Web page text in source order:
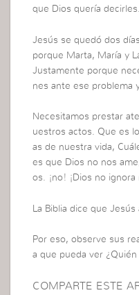
que Dios quería decirles.
Jesús se quedó dos
porque Marta, María y
Justamente porque
nes ante ese problema
Necesitamos prestar
uestros actos. Que es
as de nuestra vida,
es que Dios no nos
os. ¡no! ¡Dios no
La Biblia dice que
Por eso, observe sus
a que pueda ver
COMPARTE ESTE